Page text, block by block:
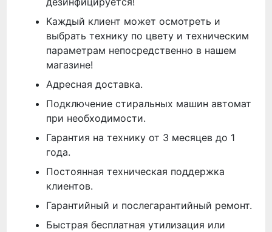
Каждый клиент может осмотреть и
выбрать технику по цвету и техническим
параметрам непосредственно в нашем
магазине!
Адресная доставка.
Подключение стиральных машин автомат
при необходимости.
Гарантия на технику от 3 месяцев до 1
года.
Постоянная техническая поддержка
клиентов.
Гарантийный и послегарантийный ремонт.
Быстрая бесплатная утилизация или